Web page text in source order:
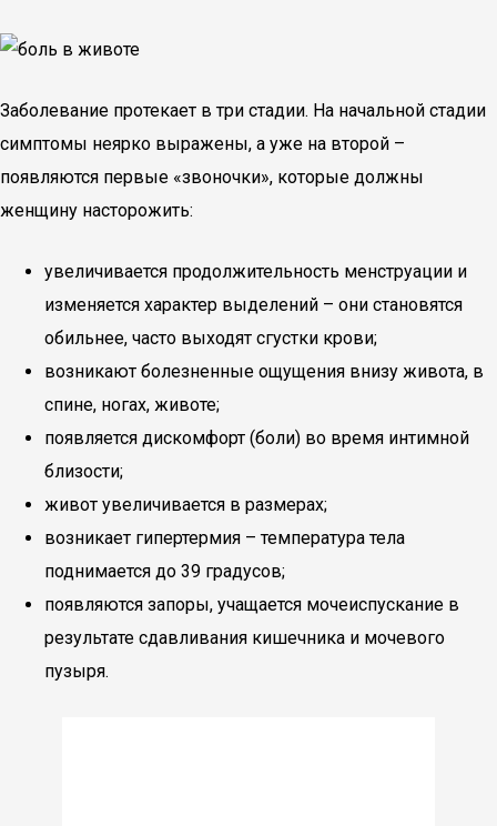
Заболевание протекает в три стадии. На начальной стадии
симптомы неярко выражены, а уже на второй –
появляются первые «звоночки», которые должны
женщину насторожить:
увеличивается продолжительность менструации и
изменяется характер выделений – они становятся
обильнее, часто выходят сгустки крови;
возникают болезненные ощущения внизу живота, в
спине, ногах, животе;
появляется дискомфорт (боли) во время интимной
близости;
живот увеличивается в размерах;
возникает гипертермия – температура тела
поднимается до 39 градусов;
появляются запоры, учащается мочеиспускание в
результате сдавливания кишечника и мочевого
пузыря.